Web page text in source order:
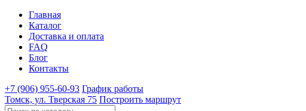
Главная
Каталог
Доставка и оплата
FAQ
Блог
Контакты
+7 (906) 955-60-93 График работы
Томск, ул. Тверская 75 Построить маршрут